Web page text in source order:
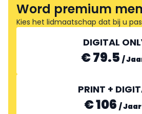
Word premium
Kies het lidmaatschap dat bij u
DIGITAL
€ 79.5 /
PRINT +
€ 106 /Jaar